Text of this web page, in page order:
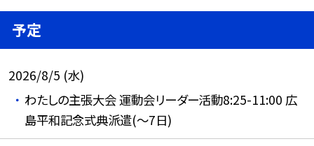
予定
2026/8/5 (水)
わたしの主張大会 運動会リーダー活動8:25-11:00 広
島平和記念式典派遣(～7日)